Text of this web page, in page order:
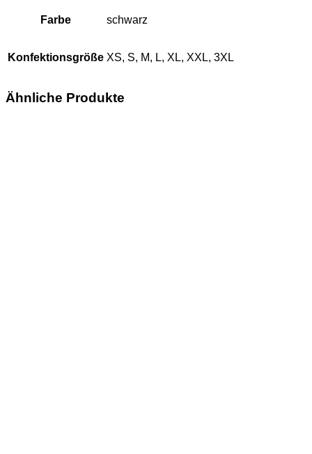
Farbe schwarz
Konfektionsgröße XS, S, M, L, XL, XXL, 3XL
Ähnliche Produkte